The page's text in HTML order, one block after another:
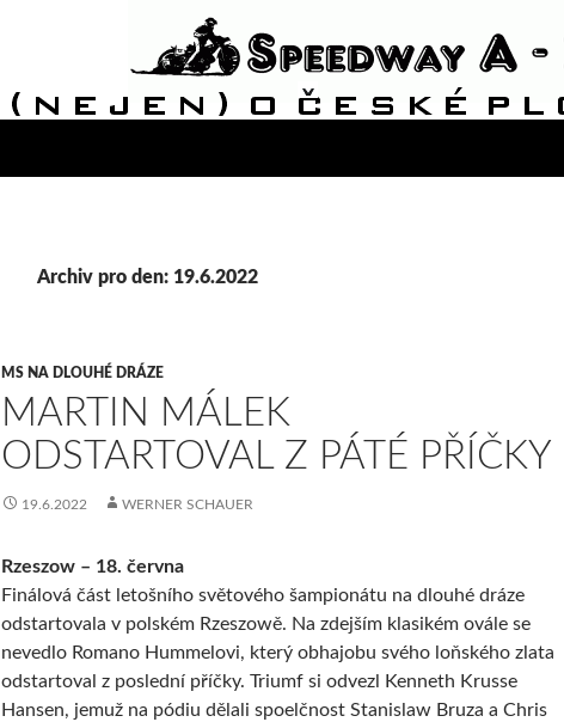
Archiv pro den: 19.6.2022
MS NA DLOUHÉ DRÁZE
MARTIN MÁLEK
ODSTARTOVAL Z PÁTÉ PŘÍČKY
19.6.2022 WERNER SCHAUER
Rzeszow – 18. června
Finálová část letošního světového šampionátu na dlouhé dráze
odstartovala v polském Rzeszowě. Na zdejším klasikém ovále se
nevedlo Romano Hummelovi, který obhajobu svého loňského zlata
odstartoval z poslední příčky. Triumf si odvezl Kenneth Krusse
Hansen, jemuž na pódiu dělali spoelčnost Stanislaw Bruza a Chris